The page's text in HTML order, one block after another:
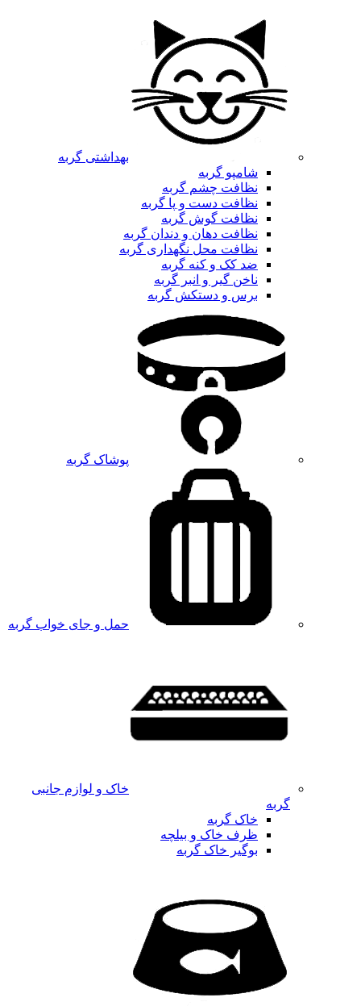
بهداشتی گربه
شامپو گربه
نظافت چشم گربه
نظافت دست و پا گربه
نظافت گوش گربه
نظافت دهان و دندان گربه
نظافت محل نگهداری گربه
ضد کک و کنه گربه
ناخن گیر و انبر گربه
برس و دستکش گربه
پوشاک گربه
حمل و جای خواب گربه
خاک و لوازم جانبی
گربه
خاک گربه
ظرف خاک و بیلچه
بوگیر خاک گربه